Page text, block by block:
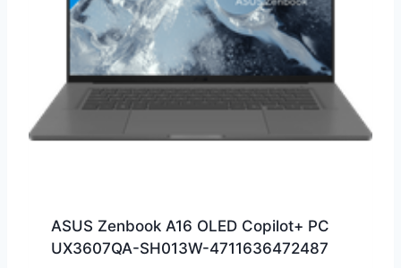
ASUS Zenbook A16 OLED Copilot+ PC
UX3607QA-SH013W-4711636472487